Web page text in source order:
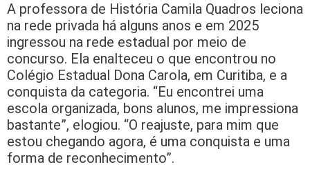
A professora de História Camila Quadros leciona
na rede privada há alguns anos e em 2025
ingressou na rede estadual por meio de
concurso. Ela enalteceu o que encontrou no
Colégio Estadual Dona Carola, em Curitiba, e a
conquista da categoria. “Eu encontrei uma
escola organizada, bons alunos, me impressiona
bastante”, elogiou. “O reajuste, para mim que
estou chegando agora, é uma conquista e uma
forma de reconhecimento”.